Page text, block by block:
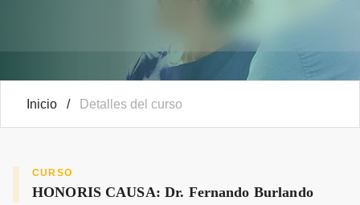
Inicio / Detalles del curso
CURSO
HONORIS CAUSA: Dr. Fernando Burlando